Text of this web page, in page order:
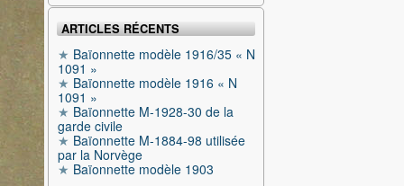
ARTICLES RÉCENTS
Baïonnette modèle 1916/35 « N
1091 »
Baïonnette modèle 1916 « N
1091 »
Baïonnette M-1928-30 de la
garde civile
Baïonnette M-1884-98 utilisée
par la Norvège
Baïonnette modèle 1903